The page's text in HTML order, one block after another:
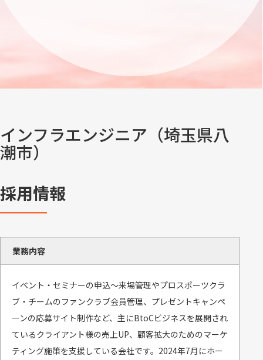
インフラエンジニア（埼玉県八
潮市）
採用情報
業務内容
イベント・セミナーの申込～来場管理やプロスポーツクラ
ブ・チームのファンクラブ会員管理、プレゼントキャンペ
ーンの応募サイト制作など、主にBtoCビジネスを展開され
ているクライアント様の売上UP、顧客拡大のためのマーケ
ティング施策を支援している会社です。2024年7月にホー